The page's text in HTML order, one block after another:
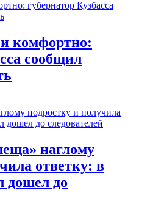
и комфортно:
сообщил
наглому
ответку: в
дошел до